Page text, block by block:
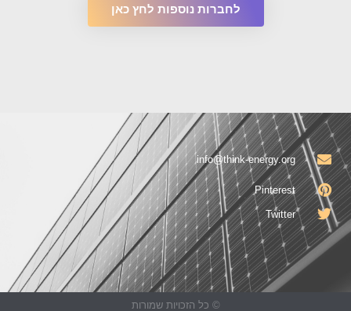
לחברות נוספות לחץ כאן
info@think-energy.org
Pinterest
Twitter
© כל הזכויות שמורות